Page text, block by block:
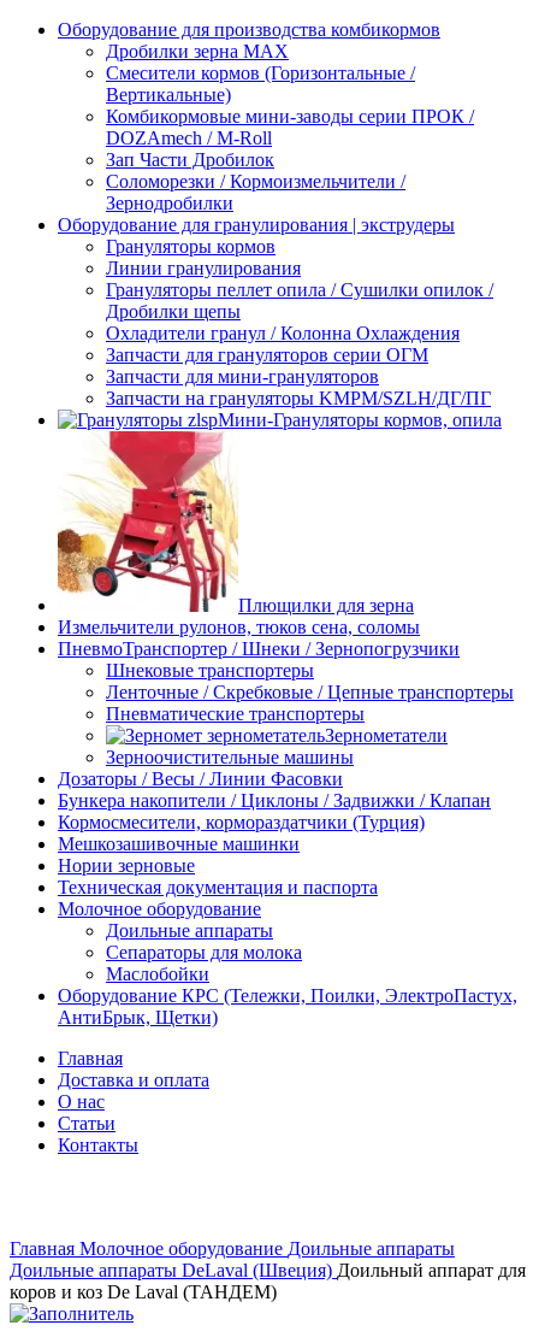
Оборудование для производства комбикормов
Дробилки зерна МАХ
Смесители кормов (Горизонтальные /
Вертикальные)
Комбикормовые мини-заводы серии ПРОК /
DOZAmech / M-Roll
Зап Части Дробилок
Соломорезки / Кормоизмельчители /
Зернодробилки
Оборудование для гранулирования | экструдеры
Грануляторы кормов
Линии гранулирования
Грануляторы пеллет опила / Сушилки опилок /
Дробилки щепы
Охладители гранул / Колонна Охлаждения
Запчасти для грануляторов серии ОГМ
Запчасти для мини-грануляторов
Запчасти на грануляторы KMPM/SZLH/ДГ/ПГ
Мини-Грануляторы кормов, опила
Плющилки для зерна
Измельчители рулонов, тюков сена, соломы
ПневмоТранспортер / Шнеки / Зернопогрузчики
Шнековые транспортеры
Ленточные / Скребковые / Цепные транспортеры
Пневматические транспортеры
Зернометатели
Зерноочистительные машины
Дозаторы / Весы / Линии Фасовки
Бункера накопители / Циклоны / Задвижки / Клапан
Кормосмесители, кормораздатчики (Турция)
Мешкозашивочные машинки
Нории зерновые
Техническая документация и паспорта
Молочное оборудование
Доильные аппараты
Сепараторы для молока
Маслобойки
Оборудование КРС (Тележки, Поилки, ЭлектроПастух,
АнтиБрык, Щетки)
Главная
Доставка и оплата
О нас
Статьи
Контакты
Главная Молочное оборудование Доильные аппараты
Доильные аппараты DeLaval (Швеция) Доильный аппарат для
коров и коз De Laval (ТАНДЕМ)